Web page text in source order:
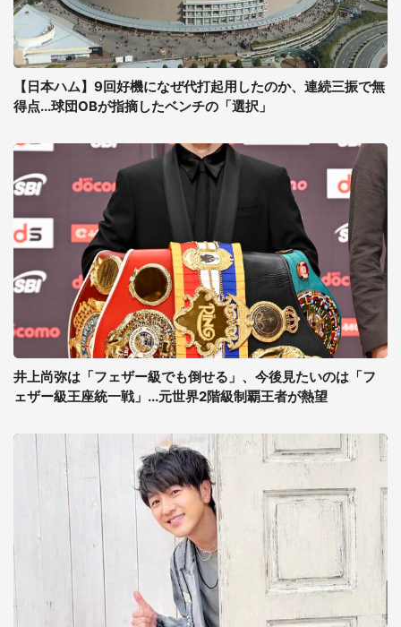
【日本ハム】9回好機になぜ代打起用したのか、連続三振で無
得点...球団OBが指摘したベンチの「選択」
井上尚弥は「フェザー級でも倒せる」、今後見たいのは「フ
ェザー級王座統一戦」...元世界2階級制覇王者が熱望